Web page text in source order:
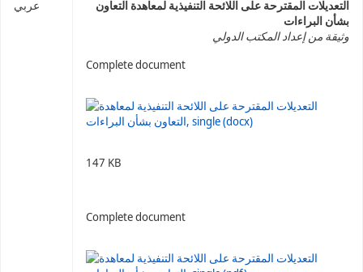
عربي
التعديلات المقترحة على اللائحة التنفيذية لمعاهدة التعاون
بشأن البراءات
وثيقة من إعداد المكتب الدولي
Complete document
147 KB
Complete document